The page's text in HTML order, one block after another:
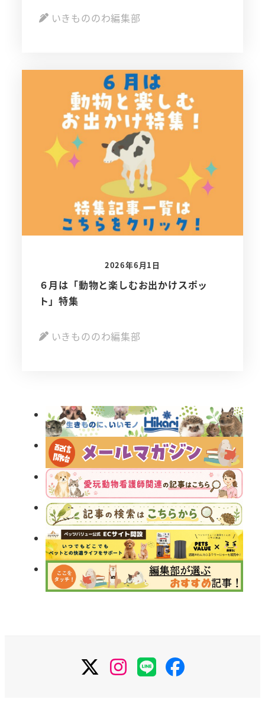
いきもののわ編集部
2026年6月1日
６月は「動物と楽しむお出かけスポッ
ト」特集
いきもののわ編集部
Instagram
LINE Facebook